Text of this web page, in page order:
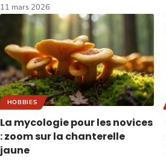
11 mars 2026
HOBBIES
La mycologie pour les novices
: zoom sur la chanterelle
jaune